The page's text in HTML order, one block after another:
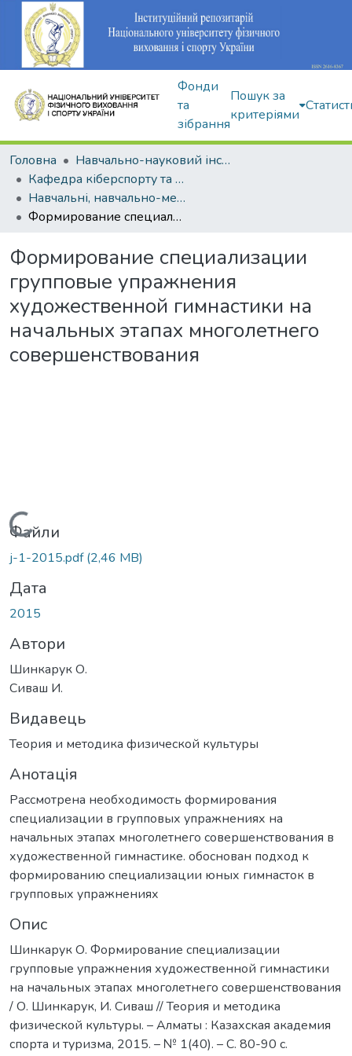
Фонди
та
зібрання
Пошук за
критеріями
Головна
Навчально-науковий інститут здоров'я, реабілітації та фізичного виховання
Кафедра кіберспорту та інформаційних технологій
Навчальні, навчально-методичні видання
Формирование специализации групповые упражнения художественной гимнастики на начальных этапах многолетнего совершенствования
Формирование специализации
групповые упражнения
художественной гимнастики на
начальных этапах многолетнего
совершенствования
Вантажиться...
Файли
j-1-2015.pdf(2,46 MB)
Дата
2015
Автори
Шинкарук О.
Сиваш И.
Видавець
Теория и методика физической культуры
Анотація
Рассмотрена необходимость формирования
специализации в групповых упражнениях на
начальных этапах многолетнего совершенствования в
художественной гимнастике. обоснован подход к
формированию специализации юных гимнасток в
групповых упражнениях
Опис
Шинкарук О. Формирование специализации
групповые упражнения художественной гимнастики
на начальных этапах многолетнего совершенствования
/ О. Шинкарук, И. Сиваш // Теория и методика
физической культуры. – Алматы : Казахская академия
спорта и туризма, 2015. – № 1(40). – С. 80-90 с.